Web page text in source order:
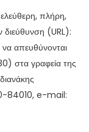
πλήρη,
(URL):
απευθύνονται
στα γραφεία της
84010, e-mail: